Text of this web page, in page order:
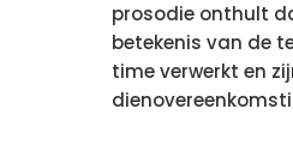
prosodie onthult
betekenis van de
time verwerkt en